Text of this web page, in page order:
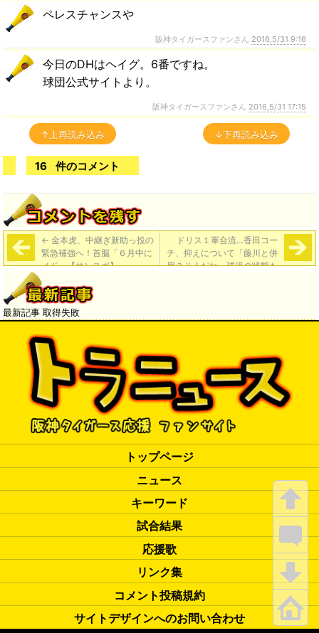
ペレスチャンスや
阪神タイガースファンさん 2016,5/31 9:16
今日のDHはヘイグ。6番ですね。
球団公式サイトより。
阪神タイガースファンさん 2016,5/31 17:15
↑上再読み込み ↓下再読み込み
16 件のコメント
← 金本虎、中継ぎ新助っ投の
緊急補強へ！首脳「６月中に
メド」【サンスポ】
ドリス１軍合流…香田コー
チ、抑えについて「藤川と併
用？そうだね。球児の状態も
最新記事 取得失敗
トップページ
ニュース
キーワード
試合結果
応援歌
リンク集
コメント投稿規約
サイトデザインへのお問い合わせ